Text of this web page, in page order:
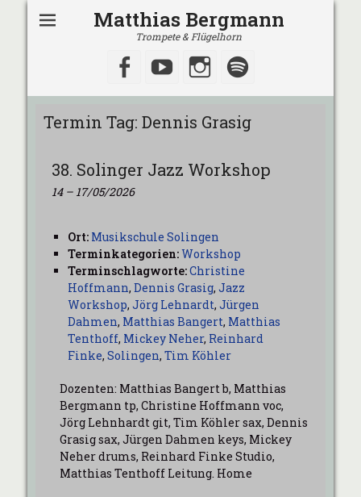
Matthias Bergmann
Trompete & Flügelhorn
Facebook
YouTubeInstagram
Termin Tag: Dennis Grasig
38. Solinger Jazz Workshop
14– 17/05/2026
Ort: Musikschule Solingen
Terminkategorien:Workshop
Terminschlagworte:Christine
Hoffmann, Dennis Grasig, Jazz
Workshop, Jörg Lehnardt, Jürgen
Dahmen, Matthias Bangert, Matthias
Tenthoff, Mickey Neher, Reinhard
Finke, Solingen, Tim Köhler
Dozenten: Matthias Bangert b, Matthias
Bergmann tp, Christine Hoffmann voc,
Jörg Lehnhardt git, Tim Köhler sax, Dennis
Grasig sax, Jürgen Dahmen keys, Mickey
Neher drums, Reinhard Finke Studio,
Matthias Tenthoff Leitung. Home